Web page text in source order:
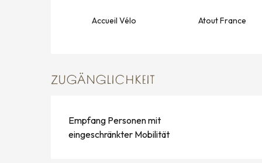
Accueil Vélo Atout France
ZUGÄNGLICHKEIT
Empfang Personen mit
eingeschränkter Mobilität